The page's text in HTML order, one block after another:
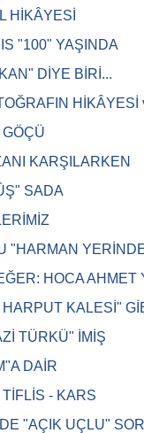
HİKÂYESİ
"100" YAŞINDA
DİYE BİRİ...
HİKÂYESİ
KARŞILARKEN
SADA
"HARMAN
HOCA AHMET
KALESİ"
TÜRKÜ" İMİŞ
DAİR
TİFLİS - KARS
"AÇIK UÇLU"